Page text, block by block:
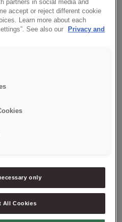
karaktär och god maltsmak.
och är lämpligt för bröd med
blanda till en smidig deg. Låt vila
till bröd efter önskad storlek och
partners in social media and
accept or reject different cookie
Learn more about each
See also our
Privacy and
only
All Cookies